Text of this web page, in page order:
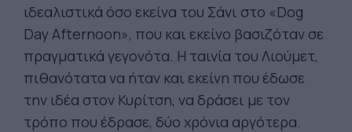
ιδεαλιστικά όσο εκείνα του Σάνι στο «Dog
Day Afternoon», που και εκείνο βασιζόταν σε
πραγματικά γεγονότα. Η ταινία του Λιούμετ,
πιθανότατα να ήταν και εκείνη που έδωσε
την ιδέα στον Κυρίτση, να δράσει με τον
τρόπο που έδρασε, δύο χρόνια αργότερα.